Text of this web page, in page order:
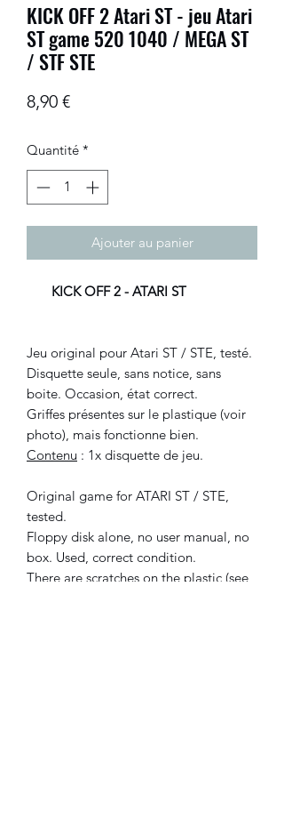
KICK OFF 2 Atari ST - jeu Atari
ST game 520 1040 / MEGA ST
/ STF STE
8,90 €Prix
Quantité *
Ajouter au panier
KICK OFF 2 - ATARI ST
Jeu original pour Atari ST / STE, testé.
Disquette seule, sans notice, sans
boite. Occasion, état correct.
Griffes présentes sur le plastique (voir
photo), mais fonctionne bien.
Contenu : 1x disquette de jeu.
Original game for ATARI ST / STE,
tested.
Floppy disk alone, no user manual, no
box. Used, correct condition.
There are scratches on the plastic (see